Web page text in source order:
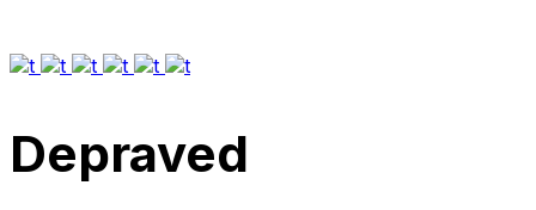
Depraved